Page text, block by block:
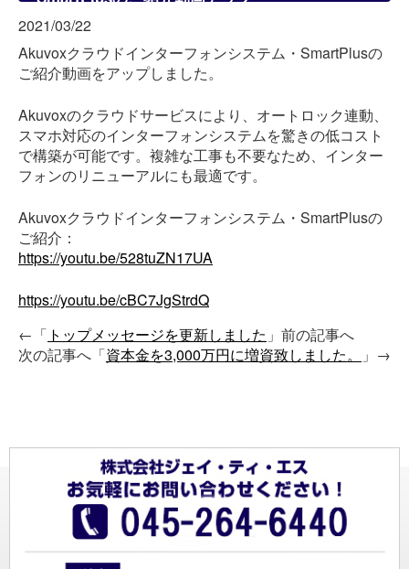
2021/03/22
Akuvoxクラウドインターフォンシステム・SmartPlusの
ご紹介動画をアップしました。
Akuvoxのクラウドサービスにより、オートロック連動、
スマホ対応のインターフォンシステムを驚きの低コスト
で構築が可能です。複雑な工事も不要なため、インター
フォンのリニューアルにも最適です。
Akuvoxクラウドインターフォンシステム・SmartPlusの
ご紹介：
https://youtu.be/528tuZN17UA
https://youtu.be/cBC7JgStrdQ
←「 トップメッセージを更新しました 」前の記事へ
次の記事へ「資本金を3,000万円に増資致しました。 」→